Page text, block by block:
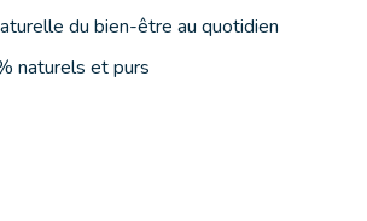
du bien-être au quotidien
naturels et purs